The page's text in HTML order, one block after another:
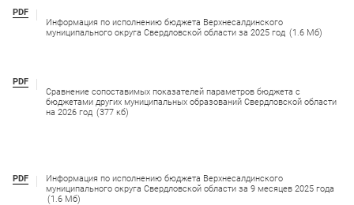
PDF
Информация по исполнению бюджета Верхнесалдинского
муниципального округа Свердловской области за 2025 год (1.6 Мб)
PDF
Сравнение сопоставимых показателей параметров бюджета с
бюджетами других муниципальных образований Свердловской области
на 2026 год (377 кб)
PDF
Информация по исполнению бюджета Верхнесалдинского
муниципального округа Свердловской области за 9 месяцев 2025 года
(1.6 Мб)